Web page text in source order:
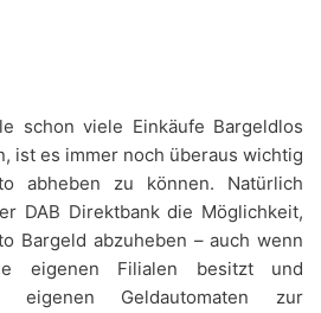
schon viele Einkäufe Bargeldlos
ist es immer noch überaus wichtig
abheben zu können. Natürlich
DAB Direktbank die Möglichkeit,
Bargeld abzuheben – auch wenn
eigenen Filialen besitzt und
eigenen Geldautomaten zur